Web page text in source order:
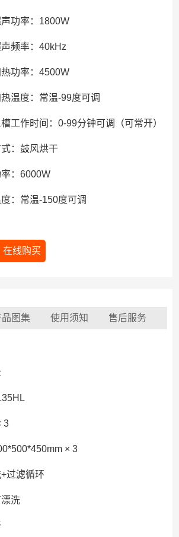
功率：1800W
频率：40kHz
功率：4500W
温度：常温-99度可调
工作时间：0-99分钟可调（可常开）
：鼓风烘干
：6000W
：常温-150度可调
在线购买
品图集 使用须知 售后服务
3
× 3
过滤循环
洗